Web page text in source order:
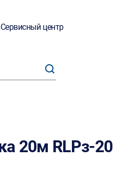
Сервисный центр
20м RLPз-